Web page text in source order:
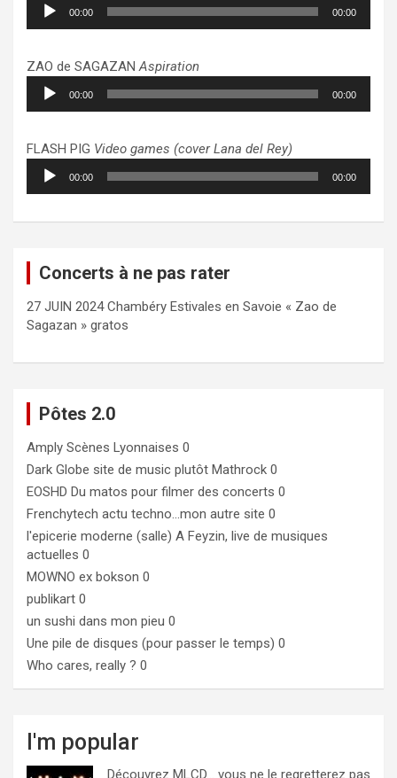
audio
00:00 00:00
ZAO de SAGAZANAspiration
Lecteur
audio
00:00 00:00
FLASH PIG Video games (cover Lana del Rey)
Lecteur
audio
00:00 00:00
Concerts à ne pas rater
27 JUIN 2024 Chambéry Estivales en Savoie « Zao de
Sagazan » gratos
Pôtes 2.0
Amply Scènes Lyonnaises 0
Dark Globe site de music plutôt Mathrock 0
EOSHD Du matos pour filmer des concerts 0
Frenchytech actu techno…mon autre site 0
l'epicerie moderne (salle) A Feyzin, live de musiques
actuelles 0
MOWNO ex bokson 0
publikart 0
un sushi dans mon pieu 0
Une pile de disques (pour passer le temps) 0
Who cares, really ? 0
I'm popular
Découvrez MLCD… vous ne le regretterez pas